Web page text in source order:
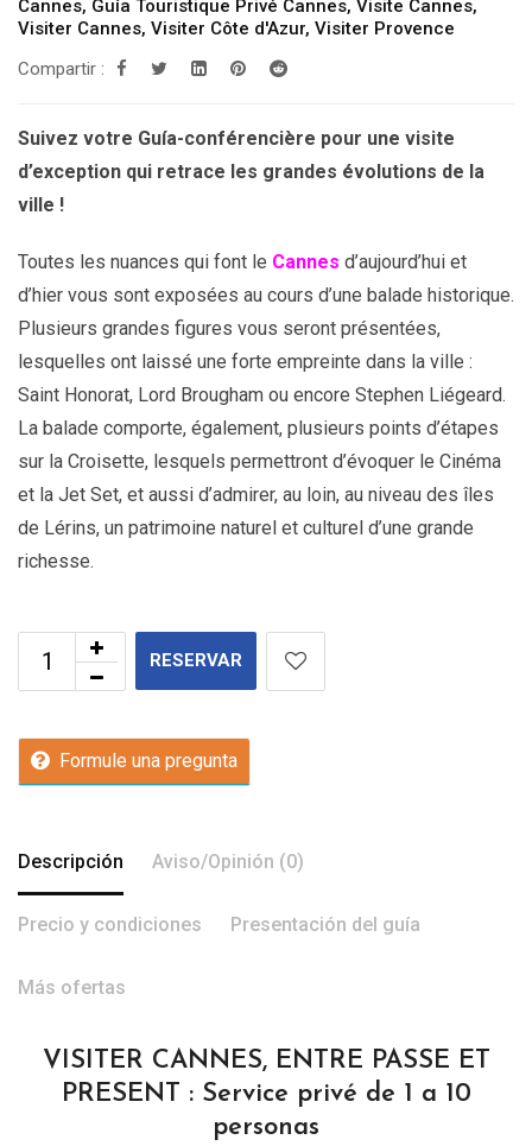
Cannes, Guía Touristique Privé Cannes, Visite Cannes,
Visiter Cannes, Visiter Côte d'Azur, Visiter Provence
Compartir :
Suivez votre Guía-conférencière pour une visite
d’exception qui retrace les grandes évolutions de la
ville !
Toutes les nuances qui font le Cannes d’aujourd’hui et
d’hier vous sont exposées au cours d’une balade historique.
Plusieurs grandes figures vous seront présentées,
lesquelles ont laissé une forte empreinte dans la ville :
Saint Honorat, Lord Brougham ou encore Stephen Liégeard.
La balade comporte, également, plusieurs points d’étapes
sur la Croisette, lesquels permettront d’évoquer le Cinéma
et la Jet Set, et aussi d’admirer, au loin, au niveau des îles
de Lérins, un patrimoine naturel et culturel d’une grande
richesse.
RESERVAR
Formule una pregunta
Descripción Aviso/Opinión (0)
Precio y condiciones Presentación del guía
Más ofertas
VISITER CANNES, ENTRE PASSE ET
PRESENT : Service privé de 1 a 10
personas